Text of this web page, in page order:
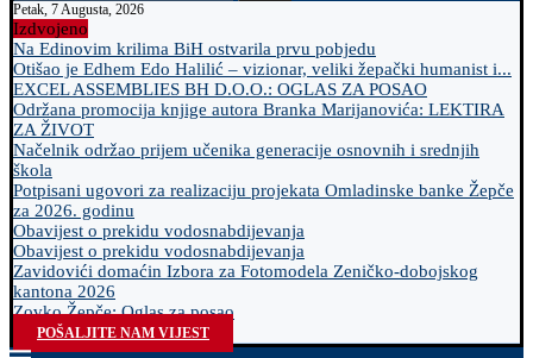
Petak, 7 Augusta, 2026
Izdvojeno
Na Edinovim krilima BiH ostvarila prvu pobjedu
Otišao je Edhem Edo Halilić – vizionar, veliki žepački humanist i...
EXCEL ASSEMBLIES BH D.O.O.: OGLAS ZA POSAO
Održana promocija knjige autora Branka Marijanovića: LEKTIRA
ZA ŽIVOT
Načelnik održao prijem učenika generacije osnovnih i srednjih
škola
Potpisani ugovori za realizaciju projekata Omladinske banke Žepče
za 2026. godinu
Obavijest o prekidu vodosnabdijevanja
Obavijest o prekidu vodosnabdijevanja
Zavidovići domaćin Izbora za Fotomodela Zeničko-dobojskog
kantona 2026
Zovko Žepče: Oglas za posao
POŠALJITE NAM VIJEST